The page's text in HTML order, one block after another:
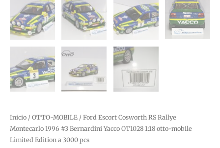
Inicio / OTTO-MOBILE / Ford Escort Cosworth RS Rallye
Montecarlo 1996 #3 Bernardini Yacco OT1028 1:18 otto-mobile
Limited Edition a 3000 pcs